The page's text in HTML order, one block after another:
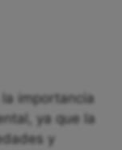
importancia
ya que la
y